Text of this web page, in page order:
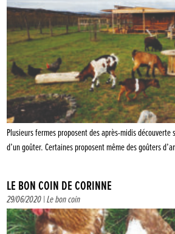
Plusieurs fermes proposent des après-midis découverte
d’un goûter. Certaines proposent même des goûters
LE BON COIN DE CORINNE
29/06/2020 |Le bon coin